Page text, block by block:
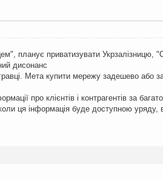
планує приватизувати Укрзалізницю,
дисонанс
Мета купити мережу задешево або
про клієнтів і контрагентів за
ця інформація буде доступною уряду,